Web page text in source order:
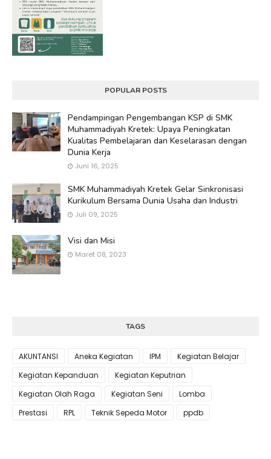
POPULAR POSTS
Pendampingan Pengembangan KSP di SMK
Muhammadiyah Kretek: Upaya Peningkatan
Kualitas Pembelajaran dan Keselarasan dengan
Dunia Kerja
Juni 16, 2025
SMK Muhammadiyah Kretek Gelar Sinkronisasi
Kurikulum Bersama Dunia Usaha dan Industri
Juli 09, 2025
Visi dan Misi
Maret 08, 2023
TAGS
AKUNTANSI Aneka Kegiatan IPM
Kegiatan Belajar
Kegiatan Kepanduan
Kegiatan Keputrian
Kegiatan Olah Raga
Kegiatan Seni
Lomba
Prestasi
RPL Teknik Sepeda Motor ppdb